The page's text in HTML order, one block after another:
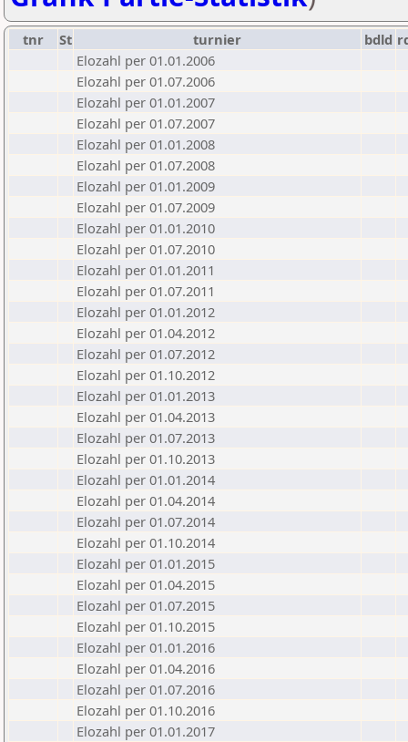
tnr St turnier bdld
Elozahl per 01.01.2006
Elozahl per 01.07.2006
Elozahl per 01.01.2007
Elozahl per 01.07.2007
Elozahl per 01.01.2008
Elozahl per 01.07.2008
Elozahl per 01.01.2009
Elozahl per 01.07.2009
Elozahl per 01.01.2010
Elozahl per 01.07.2010
Elozahl per 01.01.2011
Elozahl per 01.07.2011
Elozahl per 01.01.2012
Elozahl per 01.04.2012
Elozahl per 01.07.2012
Elozahl per 01.10.2012
Elozahl per 01.01.2013
Elozahl per 01.04.2013
Elozahl per 01.07.2013
Elozahl per 01.10.2013
Elozahl per 01.01.2014
Elozahl per 01.04.2014
Elozahl per 01.07.2014
Elozahl per 01.10.2014
Elozahl per 01.01.2015
Elozahl per 01.04.2015
Elozahl per 01.07.2015
Elozahl per 01.10.2015
Elozahl per 01.01.2016
Elozahl per 01.04.2016
Elozahl per 01.07.2016
Elozahl per 01.10.2016
Elozahl per 01.01.2017